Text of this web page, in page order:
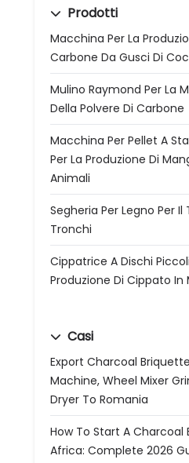
Prodotti
Macchina Per La
Carbone Da Gusci Di
Mulino Raymond Per La
Della Polvere Di Carbone
Macchina Per Pellet A
Per La Produzione Di
Animali
Segheria Per Legno Per Il
Tronchi
Cippatrice A Dischi
Produzione Di Cippato In
Casi
Export Charcoal
Machine, Wheel Mixer
Dryer To Romania
How To Start A Charcoal
Africa: Complete 2026